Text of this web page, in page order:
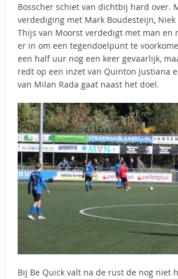
Bosscher schiet van dichtbij hard over.
verdediging met Mark Boudesteijn, Niek
Thijs van Moorst verdedigt met man en
er in om een tegendoelpunt te
een half uur nog een keer gevaarlijk,
redt op een inzet van Quinton Justiana
van Milan Rada gaat naast het doel.
Bij Be Quick valt na de rust de nog niet